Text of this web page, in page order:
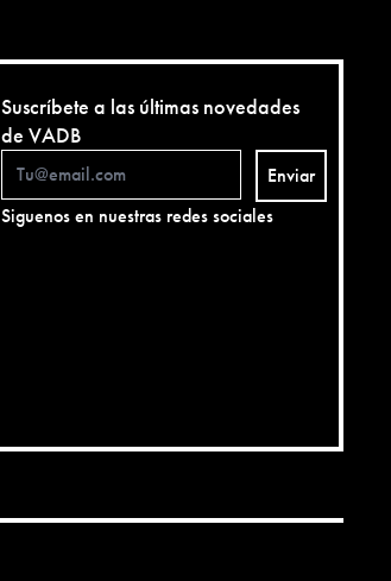
Suscríbete a las últimas novedades
de VADB
Enviar
Siguenos en nuestras redes sociales